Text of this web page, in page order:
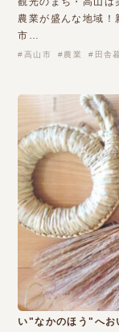
農業が盛んな地域！
市…
高山市 農業 田舎
い"なかのほう"へお